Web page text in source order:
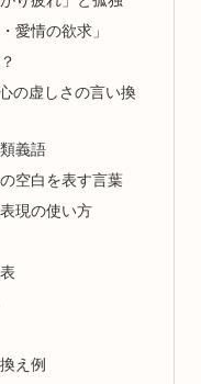
愛情の欲求」
の虚しさの言い換
義語
空白を表す言葉
現の使い方
え例